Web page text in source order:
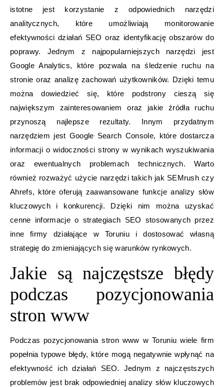
istotne jest korzystanie z odpowiednich narzędzi
analitycznych, które umożliwiają monitorowanie
efektywności działań SEO oraz identyfikację obszarów do
poprawy. Jednym z najpopularniejszych narzędzi jest
Google Analytics, które pozwala na śledzenie ruchu na
stronie oraz analizę zachowań użytkowników. Dzięki temu
można dowiedzieć się, które podstrony cieszą się
największym zainteresowaniem oraz jakie źródła ruchu
przynoszą najlepsze rezultaty. Innym przydatnym
narzędziem jest Google Search Console, które dostarcza
informacji o widoczności strony w wynikach wyszukiwania
oraz ewentualnych problemach technicznych. Warto
również rozważyć użycie narzędzi takich jak SEMrush czy
Ahrefs, które oferują zaawansowane funkcje analizy słów
kluczowych i konkurencji. Dzięki nim można uzyskać
cenne informacje o strategiach SEO stosowanych przez
inne firmy działające w Toruniu i dostosować własną
strategię do zmieniających się warunków rynkowych.
Jakie są najczęstsze błędy
podczas pozycjonowania
stron www
Podczas pozycjonowania stron www w Toruniu wiele firm
popełnia typowe błędy, które mogą negatywnie wpłynąć na
efektywność ich działań SEO. Jednym z najczęstszych
problemów jest brak odpowiedniej analizy słów kluczowych